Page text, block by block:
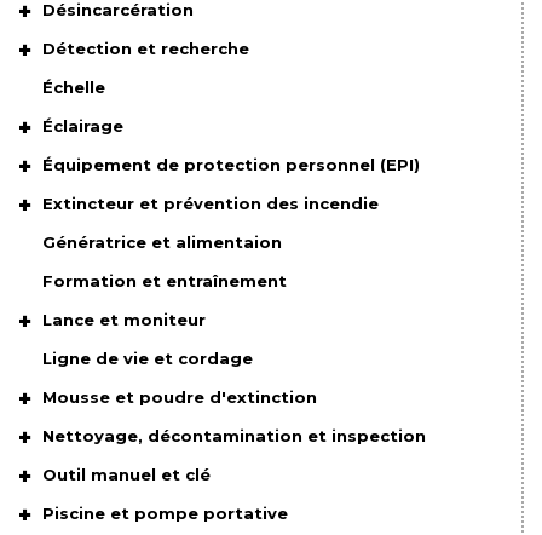
Désincarcération
Détection et recherche
Échelle
Éclairage
Équipement de protection personnel (EPI)
Extincteur et prévention des incendie
Génératrice et alimentaion
Formation et entraînement
Lance et moniteur
Ligne de vie et cordage
Mousse et poudre d'extinction
Nettoyage, décontamination et inspection
Outil manuel et clé
Piscine et pompe portative